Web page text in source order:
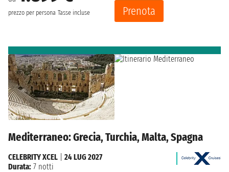
prezzo per persona Tasse incluse
Prenota
Mediterraneo: Grecia, Turchia, Malta, Spagna
CELEBRITY XCEL
24 LUG 2027
Durata: 7 notti